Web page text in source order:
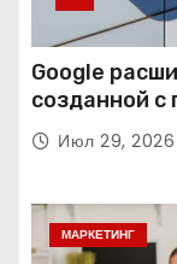
Google
созданной с
интеллекта
Июл 29, 2026
МАРКЕТИНГ